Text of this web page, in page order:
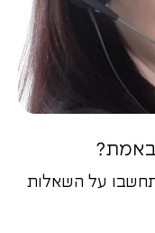
באמת?
על השאלות